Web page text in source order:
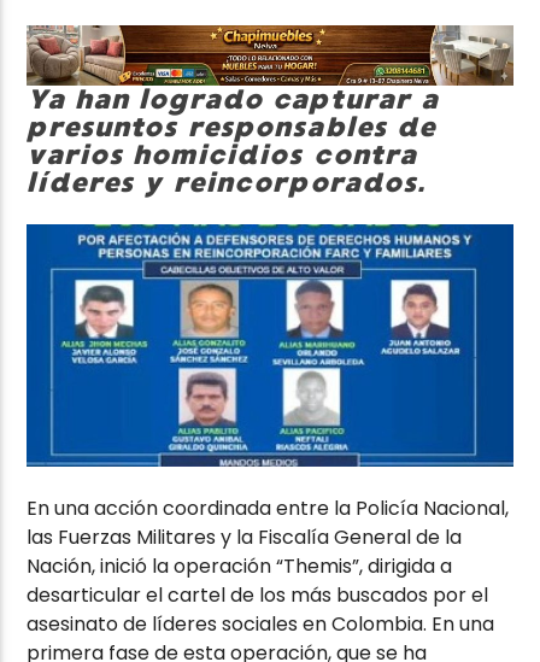
Ya han logrado capturar a
presuntos responsables de
varios homicidios contra
líderes y reincorporados.
En una acción coordinada entre la Policía Nacional,
las Fuerzas Militares y la Fiscalía General de la
Nación, inició la operación “Themis”, dirigida a
desarticular el cartel de los más buscados por el
asesinato de líderes sociales en Colombia. En una
primera fase de esta operación, que se ha